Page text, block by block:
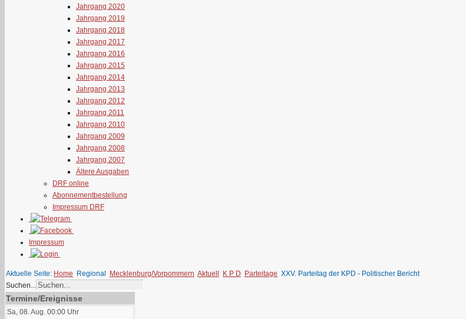
Jahrgang 2020
Jahrgang 2019
Jahrgang 2018
Jahrgang 2017
Jahrgang 2016
Jahrgang 2015
Jahrgang 2014
Jahrgang 2013
Jahrgang 2012
Jahrgang 2011
Jahrgang 2010
Jahrgang 2009
Jahrgang 2008
Jahrgang 2007
Ältere Ausgaben
DRF online
Abonnementbestellung
Impressum DRF
Impressum
Aktuelle Seite: Home Regional Mecklenburg/Vorpommern Aktuell K P D Parteitage XXV. Parteitag der KPD - Politischer Bericht
Suchen...
Termine/Ereignisse
Sa, 08. Aug. 00:00 Uhr